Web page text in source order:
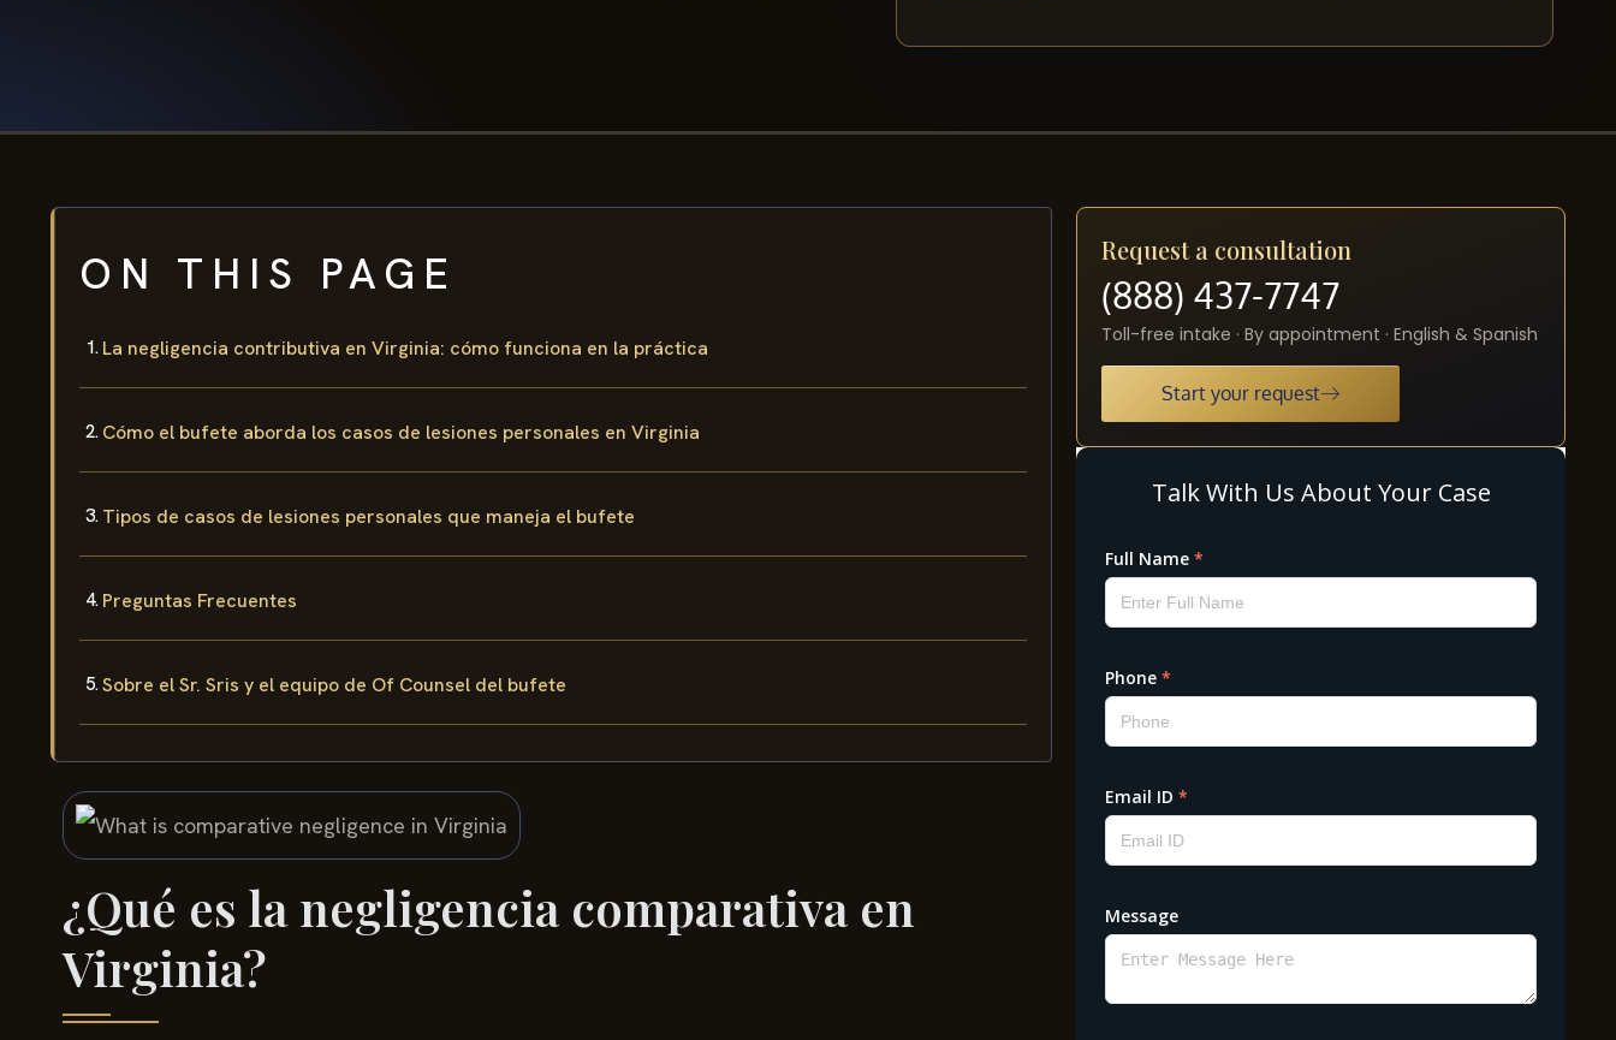
ON THIS PAGE
La negligencia contributiva en Virginia: cómo funciona en la práctica
Cómo el bufete aborda los casos de lesiones personales en Virginia
Tipos de casos de lesiones personales que maneja el bufete
Preguntas Frecuentes
Sobre el Sr. Sris y el equipo de Of Counsel del bufete
¿Qué es la negligencia comparativa en
Virginia?
Request a consultation
(888) 437-7747
Toll-free intake · By appointment · English & Spanish
Start your request